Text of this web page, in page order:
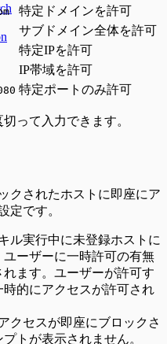
特定ドメインを許可
サブドメイン全体を許可
特定IPを許可
IP帯域を許可
特定ポートのみ許可
切って入力できます。
クされたホストに即座にア
定です。
ル実行中に未登録ホストに
ーザーに一時許可の有無
ます。ユーザーが許可す
的にアクセスが許可され
クセスが即座にブロックさ
トが表示されません。